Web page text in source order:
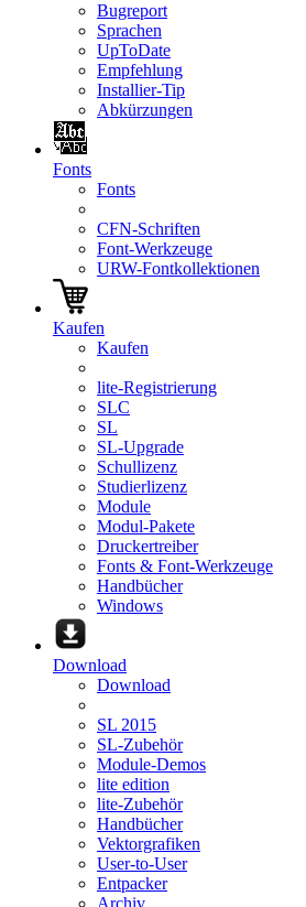
Bugreport
Sprachen
UpToDate
Empfehlung
Installier-Tip
Abkürzungen
Fonts
Fonts
CFN-Schriften
Font-Werkzeuge
URW-Fontkollektionen
Kaufen
Kaufen
lite-Registrierung
SLC
SL
SL-Upgrade
Schullizenz
Studierlizenz
Module
Modul-Pakete
Druckertreiber
Fonts & Font-Werkzeuge
Handbücher
Windows
Download
Download
SL 2015
SL-Zubehör
Module-Demos
lite edition
lite-Zubehör
Handbücher
Vektorgrafiken
User-to-User
Entpacker
Archiv